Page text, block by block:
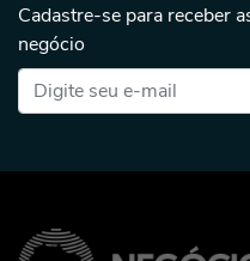
Cadastre-se para receber
negócio